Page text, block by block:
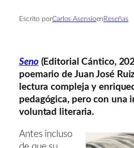
Escrito porCarlos Asensioen Reseñas
Seno(Editorial Cántico,
poemario de Juan José
lectura compleja y
pedagógica, pero con una
voluntad literaria.
Antes incluso